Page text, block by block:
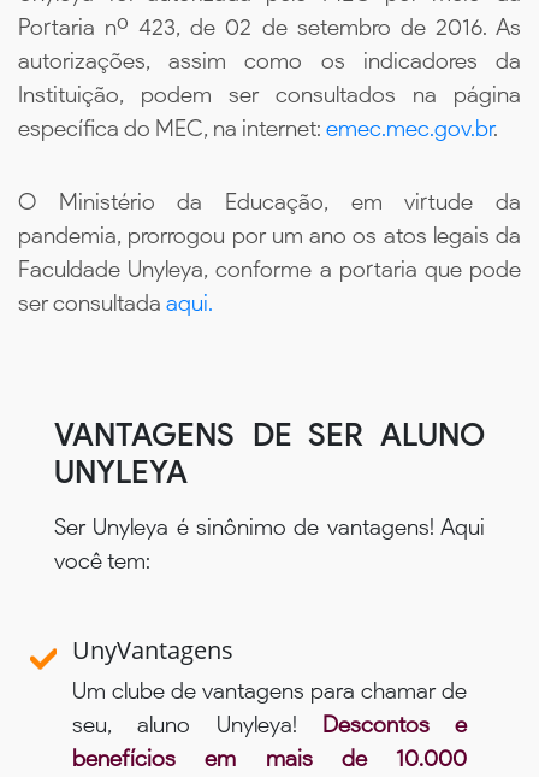
Portaria nº 423, de 02 de setembro de 2016. As
autorizações, assim como os indicadores da
Instituição, podem ser consultados na página
específica do MEC, na internet: emec.mec.gov.br.
O Ministério da Educação, em virtude da
pandemia, prorrogou por um ano os atos legais da
Faculdade Unyleya, conforme a portaria que pode
ser consultada aqui.
VANTAGENS DE SER ALUNO
UNYLEYA
Ser Unyleya é sinônimo de vantagens! Aqui
você tem:
UnyVantagens
Um clube de vantagens para chamar de
seu, aluno Unyleya! Descontos e
benefícios em mais de 10.000